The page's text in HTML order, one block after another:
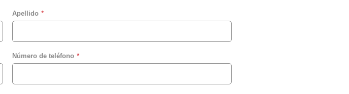
Apellido
Número de teléfono